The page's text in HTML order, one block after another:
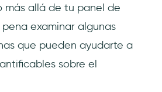
más allá de tu panel de
examinar algunas
que pueden ayudarte a
sobre el